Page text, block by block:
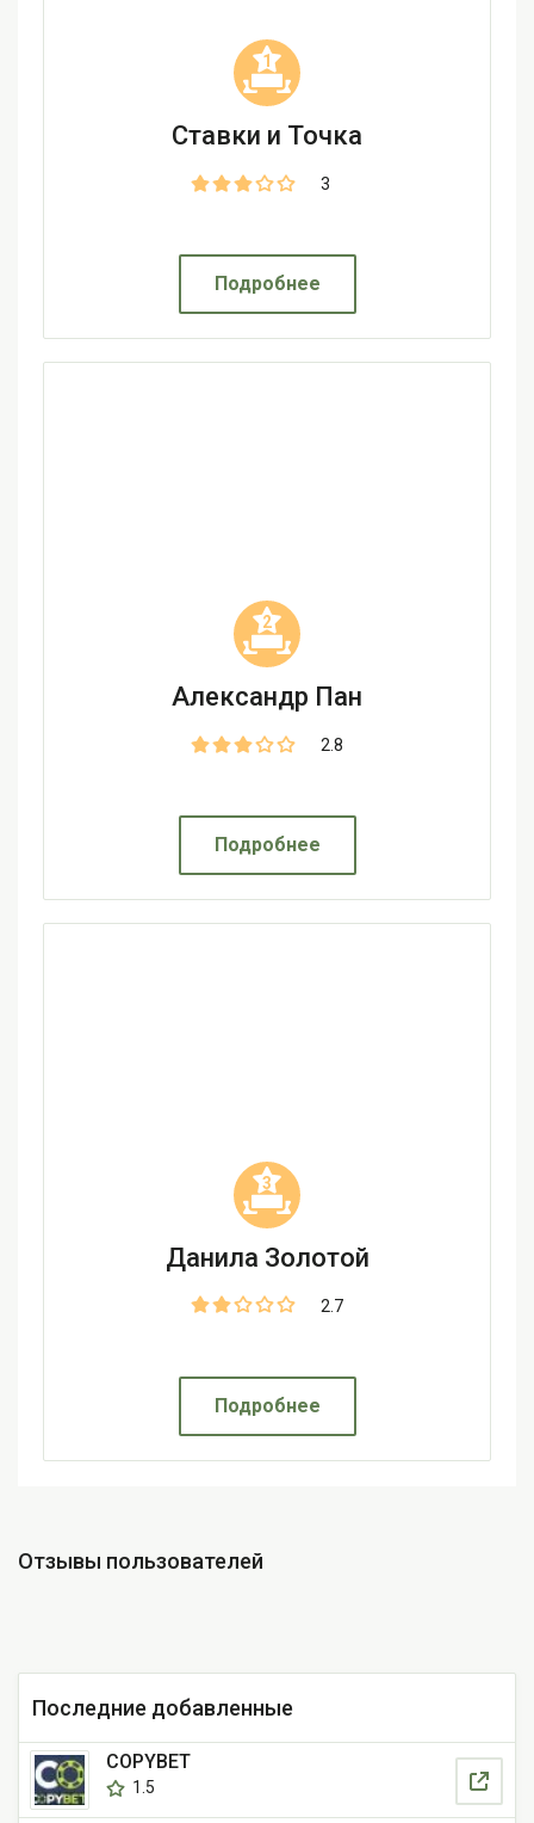
1
Ставки и Точка
3
Подробнее
2
Александр Пан
2.8
Подробнее
3
Данила Золотой
2.7
Подробнее
Отзывы пользователей
Последние добавленные
COPYBET
1.5